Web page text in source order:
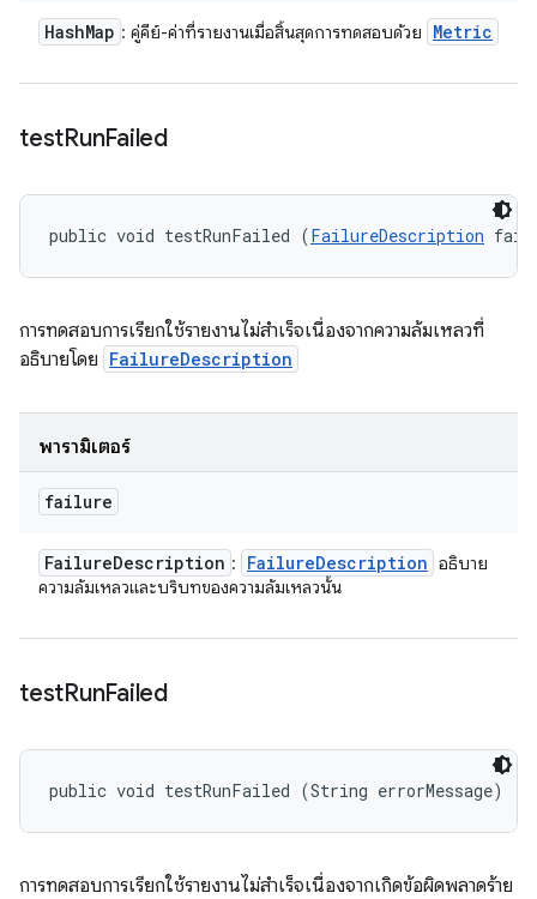
HashMap : คู่คีย์-ค่าที่รายงานเมื่อสิ้นสุดการทดสอบด้วย Metric
testRunFailed
public void testRunFailed (FailureDescription
การทดสอบการเรียกใช้รายงานไม่สำเร็จเนื่องจากความล้มเหลวที่
อธิบายโดย FailureDescription
พารามิเตอร์
failure
FailureDescription : FailureDescription อธิบาย
ความล้มเหลวและบริบทของความล้มเหลวนั้น
testRunFailed
public void testRunFailed (String errorMessage)
การทดสอบการเรียกใช้รายงานไม่สำเร็จเนื่องจากเกิดข้อผิดพลาดร้าย